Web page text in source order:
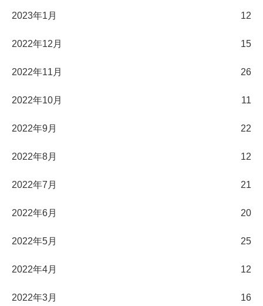
2023年1月 12
2022年12月 15
2022年11月 26
2022年10月 11
2022年9月 22
2022年8月 12
2022年7月 21
2022年6月 20
2022年5月 25
2022年4月 12
2022年3月 16